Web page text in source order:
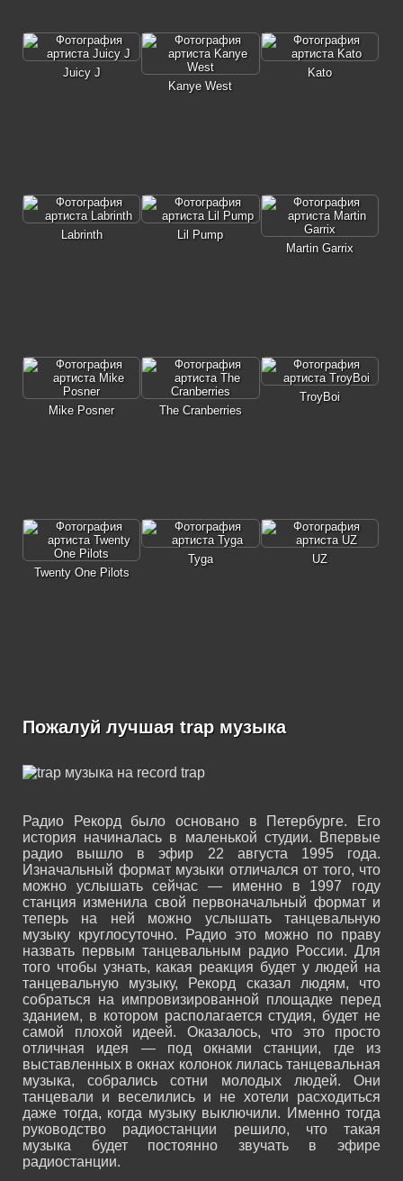
Juicy J
Kanye West
Kato
Labrinth
Lil Pump
Martin Garrix
Mike Posner The Cranberries
TroyBoi
Twenty One Pilots
Tyga UZ
Пожалуй лучшая trap музыка
Радио Рекорд было основано в Петербурге. Его
история начиналась в маленькой студии. Впервые
радио вышло в эфир 22 августа 1995 года.
Изначальный формат музыки отличался от того, что
можно услышать сейчас — именно в 1997 году
станция изменила свой первоначальный формат и
теперь на ней можно услышать танцевальную
музыку круглосуточно. Радио это можно по праву
назвать первым танцевальным радио России. Для
того чтобы узнать, какая реакция будет у людей на
танцевальную музыку, Рекорд сказал людям, что
собраться на импровизированной площадке перед
зданием, в котором располагается студия, будет не
самой плохой идеей. Оказалось, что это просто
отличная идея — под окнами станции, где из
выставленных в окнах колонок лилась танцевальная
музыка, собрались сотни молодых людей. Они
танцевали и веселились и не хотели расходиться
даже тогда, когда музыку выключили. Именно тогда
руководство радиостанции решило, что такая
музыка будет постоянно звучать в эфире
радиостанции.